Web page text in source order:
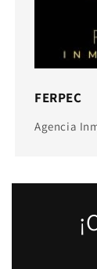
FERPEC
Agencia